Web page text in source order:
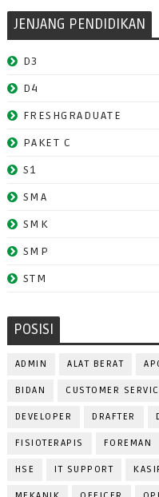
JENJANG PENDIDIKAN
D3
D4
FRESHGRADUATE
PAKET C
S1
SMA
SMK
SMP
STM
POSISI
ADMIN ALAT BERAT
BIDAN CUSTOMER
DEVELOPER DRAFTER
FISIOTERAPIS FOREMAN
HSE IT SUPPORT